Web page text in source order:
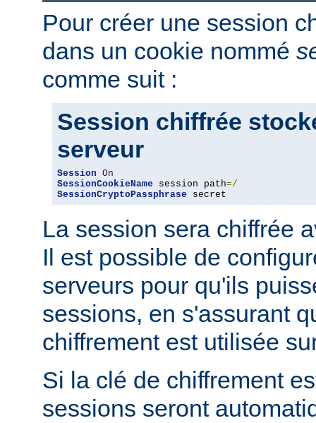
Pour créer une session
dans un cookie nommé
comme suit :
Session chiffrée
serveur
Session On
SessionCookieName session path=/
SessionCryptoPassphrase secret
La session sera chiffrée
Il est possible de
serveurs pour qu'ils
sessions, en s'assurant
chiffrement est utilisée
Si la clé de chiffrement
sessions seront